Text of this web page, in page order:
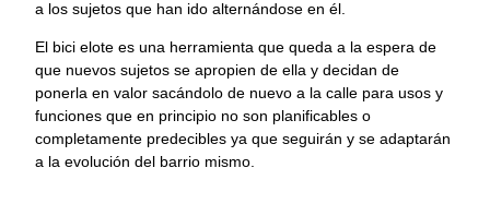
a los sujetos que han ido alternándose en él.
El bici elote es una herramienta que queda a la espera de
que nuevos sujetos se apropien de ella y decidan de
ponerla en valor sacándolo de nuevo a la calle para usos y
funciones que en principio no son planificables o
completamente predecibles ya que seguirán y se adaptarán
a la evolución del barrio mismo.